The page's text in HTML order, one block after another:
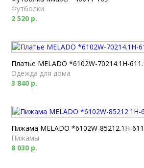
Футболки
2 520 р.
Платье MELADO *6102W-70214.1H-
Одежда для дома
3 840 р.
Пижама MELADO *6102W-85212.1H-611
Пижамы
8 030 р.